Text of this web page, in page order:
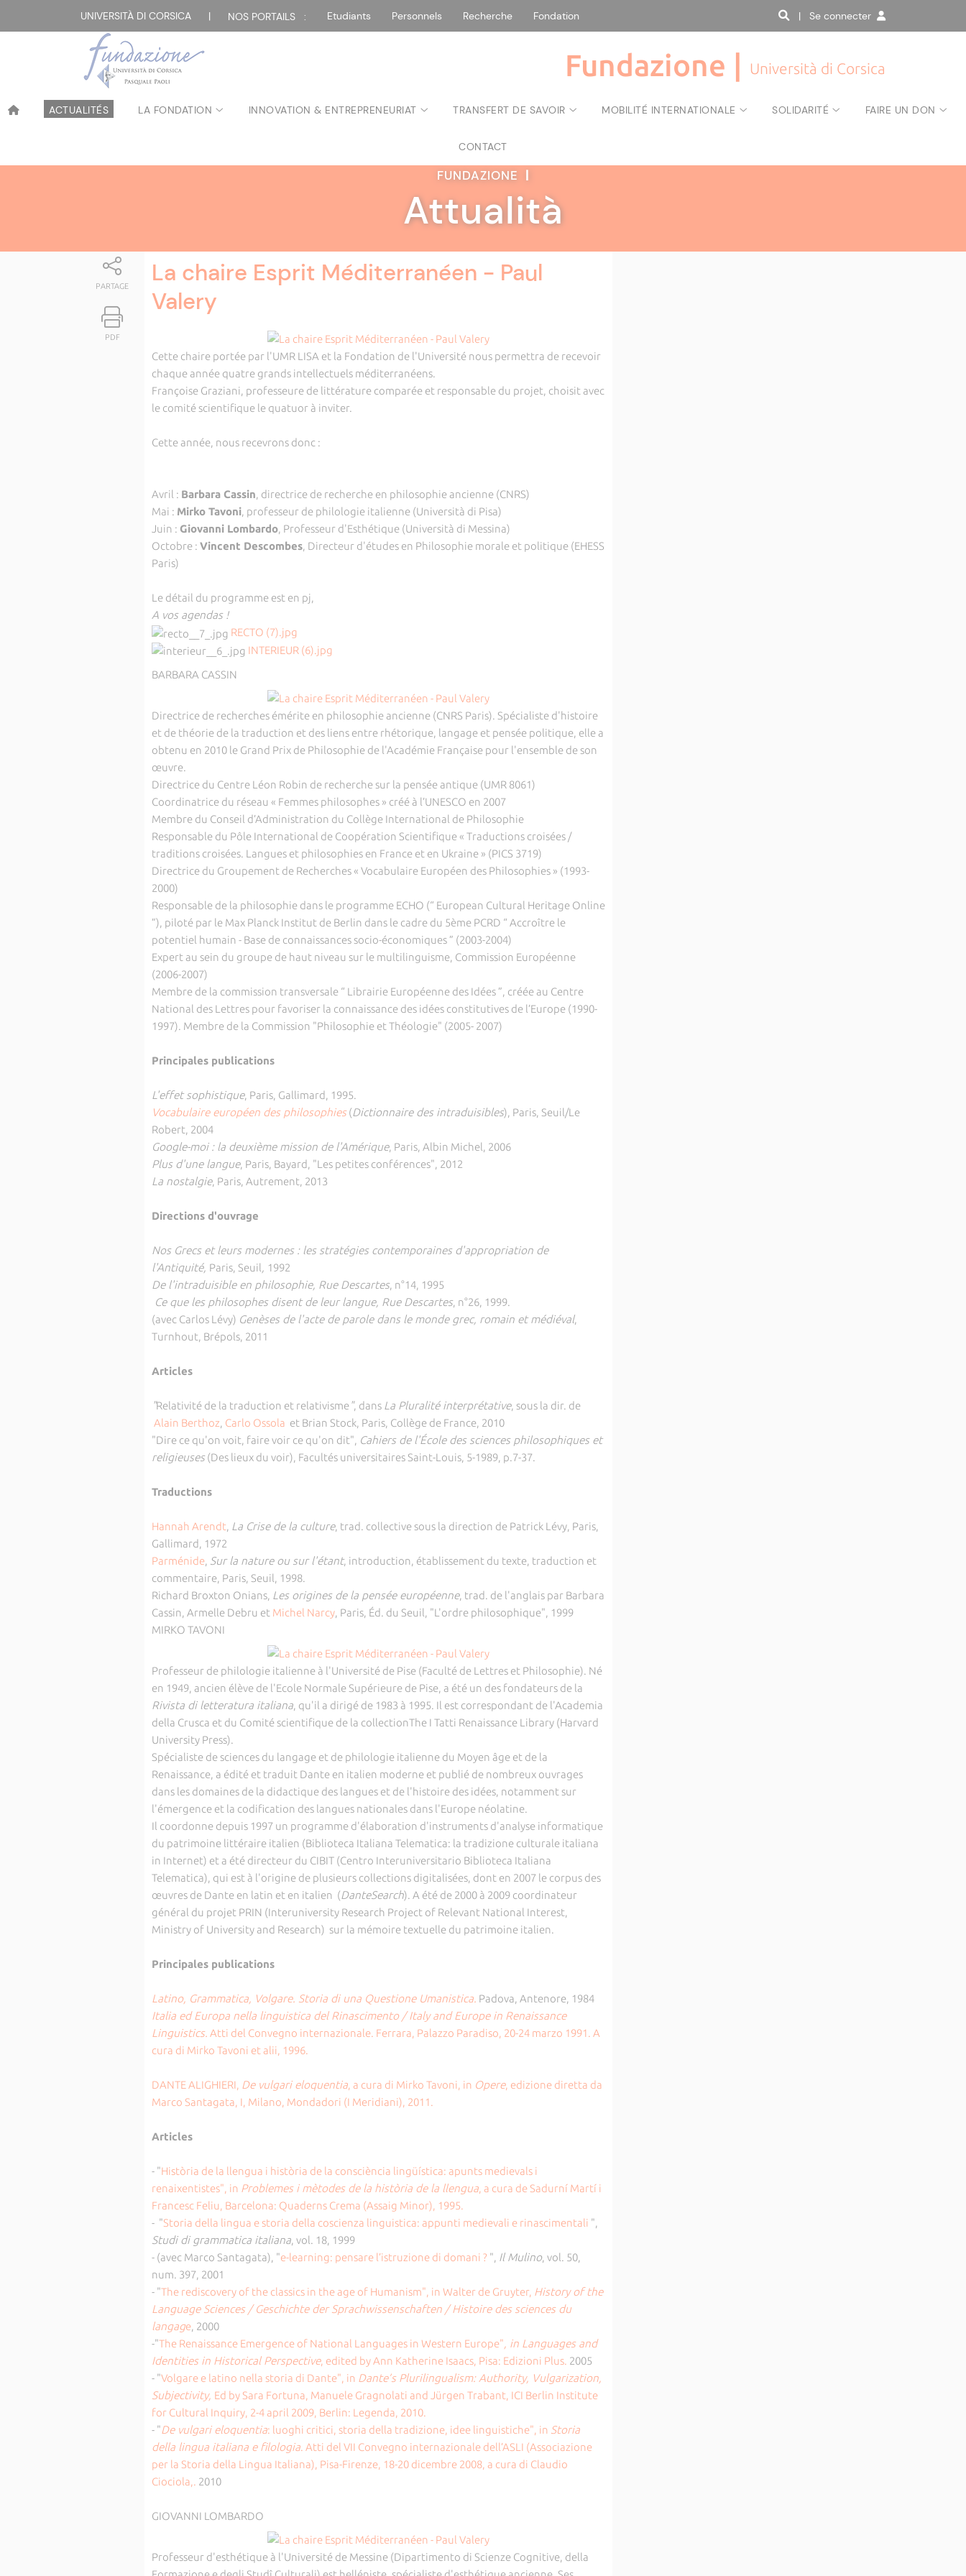
UNIVERSITÀ DI CORSICA | NOS PORTAILS : Etudiants Personnels Recherche Fondation | Se connecter
Fundazione | Università di Corsica
ACTUALITÉS LA FONDATION INNOVATION & ENTREPRENEURIAT TRANSFERT DE SAVOIR MOBILITÉ INTERNATIONALE SOLIDARITÉ FAIRE UN DON
CONTACT
FUNDAZIONE |
Attualità
PARTAGE
PDF
La chaire Esprit Méditerranéen - Paul
Valery
Cette chaire portée par l'UMR LISA et la Fondation de l'Université nous permettra de recevoir
chaque année quatre grands intellectuels méditerranéens.
Françoise Graziani, professeure de littérature comparée et responsable du projet, choisit avec
le comité scientifique le quatuor à inviter.
Cette année, nous recevrons donc :
Avril : Barbara Cassin, directrice de recherche en philosophie ancienne (CNRS)
Mai : Mirko Tavoni, professeur de philologie italienne (Università di Pisa)
Juin : Giovanni Lombardo, Professeur d'Esthétique (Università di Messina)
Octobre : Vincent Descombes, Directeur d'études en Philosophie morale et politique (EHESS
Paris)
Le détail du programme est en pj,
A vos agendas !
RECTO (7).jpg
INTERIEUR (6).jpg
BARBARA CASSIN
Directrice de recherches émérite en philosophie ancienne (CNRS Paris). Spécialiste d'histoire
et de théorie de la traduction et des liens entre rhétorique, langage et pensée politique, elle a
obtenu en 2010 le Grand Prix de Philosophie de l'Académie Française pour l'ensemble de son
œuvre.
Directrice du Centre Léon Robin de recherche sur la pensée antique (UMR 8061)
Coordinatrice du réseau « Femmes philosophes » créé à l’UNESCO en 2007
Membre du Conseil d’Administration du Collège International de Philosophie
Responsable du Pôle International de Coopération Scientifique « Traductions croisées /
traditions croisées. Langues et philosophies en France et en Ukraine » (PICS 3719)
Directrice du Groupement de Recherches « Vocabulaire Européen des Philosophies » (1993-
2000)
Responsable de la philosophie dans le programme ECHO (“ European Cultural Heritage Online
”), piloté par le Max Planck Institut de Berlin dans le cadre du 5ème PCRD “ Accroître le
potentiel humain - Base de connaissances socio-économiques ” (2003-2004)
Expert au sein du groupe de haut niveau sur le multilinguisme, Commission Européenne
(2006-2007)
Membre de la commission transversale “ Librairie Européenne des Idées ”, créée au Centre
National des Lettres pour favoriser la connaissance des idées constitutives de l’Europe (1990-
1997). Membre de la Commission "Philosophie et Théologie" (2005- 2007)
Principales publications
L'effet sophistique, Paris, Gallimard, 1995.
Vocabulaire européen des philosophies(Dictionnaire des intraduisibles), Paris, Seuil/Le
Robert, 2004
Google-moi : la deuxième mission de l'Amérique, Paris, Albin Michel, 2006
Plus d'une langue, Paris, Bayard, "Les petites conférences", 2012
La nostalgie, Paris, Autrement, 2013
Directions d'ouvrage
Nos Grecs et leurs modernes : les stratégies contemporaines d'appropriation de
l'Antiquité, Paris, Seuil , 1992
De l'intraduisible en philosophie, Rue Descartes, n°14, 1995
Ce que les philosophes disent de leur langue, Rue Descartes, n°26, 1999.
(avec Carlos Lévy) Genèses de l'acte de parole dans le monde grec, romain et médiéval,
Turnhout, Brépols, 2011
Articles
"Relativité de la traduction et relativisme", dans La Pluralité interprétative, sous la dir. de
Alain Berthoz, Carlo Ossola et Brian Stock, Paris, Collège de France, 2010
"Dire ce qu'on voit, faire voir ce qu'on dit", Cahiers de l'École des sciences philosophiques et
religieuses(Des lieux du voir), Facultés universitaires Saint-Louis, 5-1989, p.7-37.
Traductions
Hannah Arendt, La Crise de la culture, trad. collective sous la direction de Patrick Lévy, Paris,
Gallimard, 1972
Parménide, Sur la nature ou sur l'étant, introduction, établissement du texte, traduction et
commentaire, Paris, Seuil, 1998.
Richard Broxton Onians, Les origines de la pensée européenne, trad. de l'anglais par Barbara
Cassin, Armelle Debru et Michel Narcy, Paris, Éd. du Seuil, "L'ordre philosophique", 1999
MIRKO TAVONI
Professeur de philologie italienne à l'Université de Pise (Faculté de Lettres et Philosophie). Né
en 1949, ancien élève de l'Ecole Normale Supérieure de Pise, a été un des fondateurs de la
Rivista di letteratura italiana, qu'il a dirigé de 1983 à 1995. Il est correspondant de l'Academia
della Crusca et du Comité scientifique de la collectionThe I Tatti Renaissance Library (Harvard
University Press).
Spécialiste de sciences du langage et de philologie italienne du Moyen âge et de la
Renaissance, a édité et traduit Dante en italien moderne et publié de nombreux ouvrages
dans les domaines de la didactique des langues et de l'histoire des idées, notamment sur
l'émergence et la codification des langues nationales dans l'Europe néolatine.
Il coordonne depuis 1997 un programme d'élaboration d'instruments d'analyse informatique
du patrimoine littéraire italien (Biblioteca Italiana Telematica: la tradizione culturale italiana
in Internet) et a été directeur du CIBIT (Centro Interuniversitario Biblioteca Italiana
Telematica), qui est à l'origine de plusieurs collections digitalisées, dont en 2007 le corpus des
œuvres de Dante en latin et en italien (DanteSearch). A été de 2000 à 2009 coordinateur
général du projet PRIN (Interuniversity Research Project of Relevant National Interest,
Ministry of University and Research) sur la mémoire textuelle du patrimoine italien.
Principales publications
Latino, Grammatica, Volgare. Storia di una Questione Umanistica. Padova, Antenore, 1984
Italia ed Europa nella linguistica del Rinascimento / Italy and Europe in Renaissance
Linguistics. Atti del Convegno internazionale. Ferrara, Palazzo Paradiso, 20-24 marzo 1991. A
cura di Mirko Tavoni et alii, 1996.
DANTE ALIGHIERI, De vulgari eloquentia, a cura di Mirko Tavoni, in Opere, edizione diretta da
Marco Santagata, I, Milano, Mondadori (I Meridiani), 2011.
Articles
- "Història de la llengua i història de la consciència lingüística: apunts medievals i
renaixentistes", in Problemes i mètodes de la història de la llengua, a cura de Sadurní Martí i
Francesc Feliu, Barcelona: Quaderns Crema (Assaig Minor), 1995.
- "Storia della lingua e storia della coscienza linguistica: appunti medievali e rinascimentali ",
Studi di grammatica italiana, vol. 18, 1999
- (avec Marco Santagata), "e-learning: pensare l’istruzione di domani ?", Il Mulino, vol. 50,
num. 397, 2001
- "The rediscovery of the classics in the age of Humanism", in Walter de Gruyter, History of the
Language Sciences / Geschichte der Sprachwissenschaften / Histoire des sciences du
langage, 2000
-"The Renaissance Emergence of National Languages in Western Europe", in Languages and
Identities in Historical Perspective, edited by Ann Katherine Isaacs, Pisa: Edizioni Plus. 2005
- "Volgare e latino nella storia di Dante", in Dante’s Plurilingualism: Authority, Vulgarization,
Subjectivity, Ed by Sara Fortuna, Manuele Gragnolati and Jürgen Trabant, ICI Berlin Institute
for Cultural Inquiry, 2-4 april 2009, Berlin: Legenda, 2010.
- "De vulgari eloquentia: luoghi critici, storia della tradizione, idee linguistiche", in Storia
della lingua italiana e filologia. Atti del VII Convegno internazionale dell’ASLI (Associazione
per la Storia della Lingua Italiana), Pisa-Firenze, 18-20 dicembre 2008, a cura di Claudio
Ciociola,. 2010
GIOVANNI LOMBARDO
Professeur d'esthétique à l'Université de Messine (Dipartimento di Scienze Cognitive, della